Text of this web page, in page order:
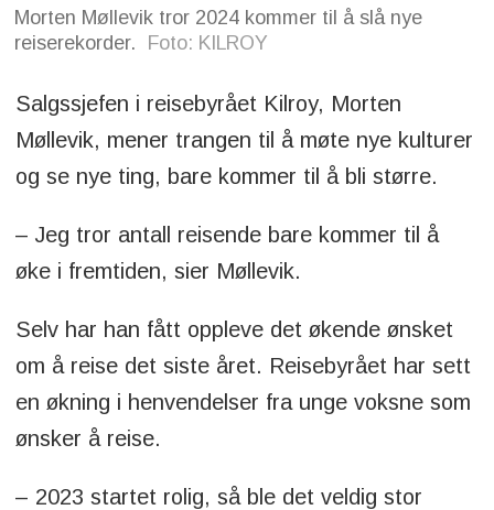
Morten Møllevik tror 2024 kommer til å slå nye
reiserekorder.
Foto: KILROY
Salgssjefen i reisebyrået Kilroy, Morten
Møllevik, mener trangen til å møte nye kulturer
og se nye ting, bare kommer til å bli større.
– Jeg tror antall reisende bare kommer til å
øke i fremtiden, sier Møllevik.
Selv har han fått oppleve det økende ønsket
om å reise det siste året. Reisebyrået har sett
en økning i henvendelser fra unge voksne som
ønsker å reise.
– 2023 startet rolig, så ble det veldig stor